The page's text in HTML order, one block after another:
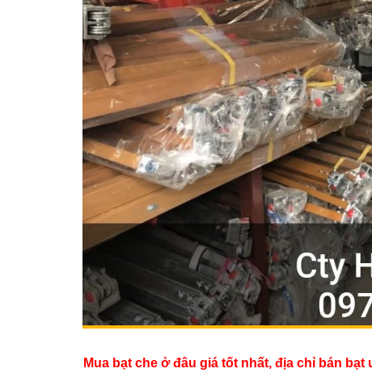
Mua bạt che ở đâu giá tốt nhất, địa chỉ bán